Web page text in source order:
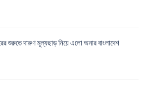
শুরুতে দারুণ মূল্যছাড় নিয়ে এলো অনার বাংলাদেশ